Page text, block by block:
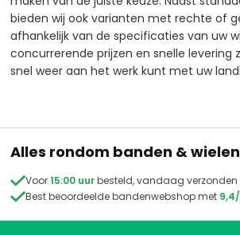
bieden wij ook varianten met rechte of
afhankelijk van de specificaties van uw
concurrerende prijzen en snelle levering
snel weer aan het werk kunt met uw
Alles rondom banden & wielen
Voor15:00 uurbesteld, vandaag verzonden
Best beoordeelde bandenwebshop met